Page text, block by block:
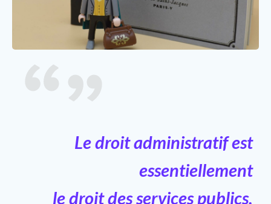
Le droit administratif est
essentiellement
le droit des services publics.